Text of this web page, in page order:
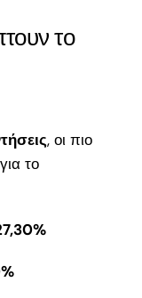
το
, οι πιο
το